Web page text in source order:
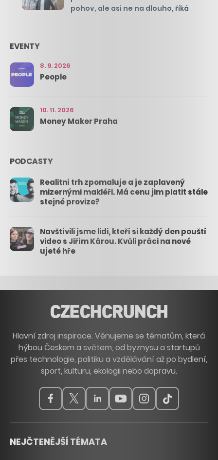
pohov, ale asi ne na dlouho, říká
EVENTY
8. 9. 2026
People
10. 11. 2026
Money Maker Praha
PODCASTY
Realitní trh zpomaluje a je zaplavený
mizernými makléři. Má cenu jim platit stále
stejné provize?
Navštívili jsme lidi, kteří si každý den pouští
video s Jiřím Károu. Kvůli práci na nové
ujeté hře
Hlavní zdroj inspirace. Věnujeme se tématům, která
hýbou Českem a světem, od byznysu a startupů
přes technologie, politiku a vzdělávání až po bydlení,
sport, kulturu, ekologii nebo dopravu.
NEJČTENĚJŠÍ TÉMATA